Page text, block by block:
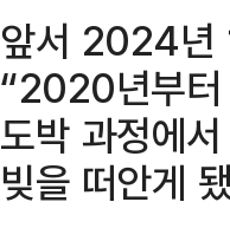
앞서 2024년
“2020년부터
도박 과정에
빚을 떠안게